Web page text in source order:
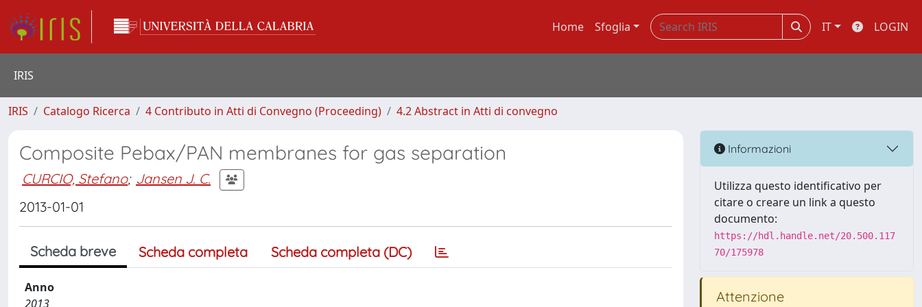
Home Sfoglia IT LOGIN
IRIS
IRIS Catalogo Ricerca 4 Contributo in Atti di Convegno (Proceeding) 4.2 Abstract in Atti di convegno
Composite Pebax/PAN membranes for gas separation
CURCIO, Stefano; Jansen J. C.
2013-01-01
Scheda breve Scheda completa Scheda completa (DC)
Anno
2013
Informazioni
Utilizza questo identificativo per
citare o creare un link a questo
documento:
https://hdl.handle.net/20.500.117
70/175978
Attenzione